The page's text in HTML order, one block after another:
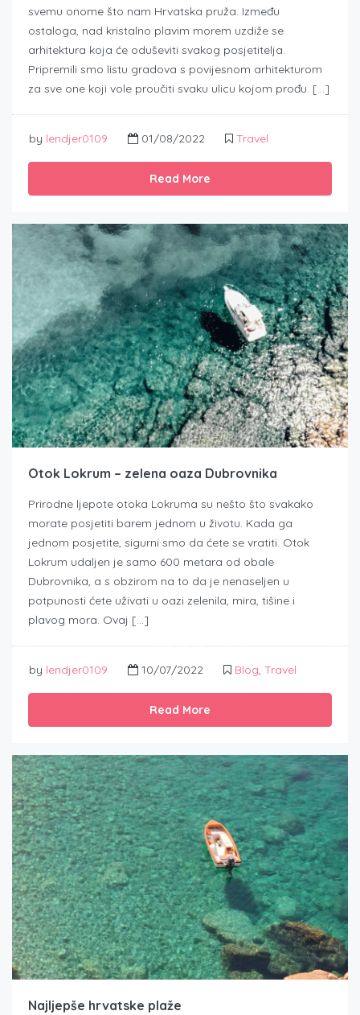
svemu onome što nam Hrvatska pruža. Između
ostaloga, nad kristalno plavim morem uzdiže se
arhitektura koja će oduševiti svakog posjetitelja.
Pripremili smo listu gradova s povijesnom arhitekturom
za sve one koji vole proučiti svaku ulicu kojom prođu. […]
by lendjer0109 01/08/2022 Travel
Read More
Otok Lokrum – zelena oaza Dubrovnika
Prirodne ljepote otoka Lokruma su nešto što svakako
morate posjetiti barem jednom u životu. Kada ga
jednom posjetite, sigurni smo da ćete se vratiti. Otok
Lokrum udaljen je samo 600 metara od obale
Dubrovnika, a s obzirom na to da je nenaseljen u
potpunosti ćete uživati u oazi zelenila, mira, tišine i
plavog mora. Ovaj […]
by lendjer0109 10/07/2022 Blog, Travel
Read More
Najljepše hrvatske plaže